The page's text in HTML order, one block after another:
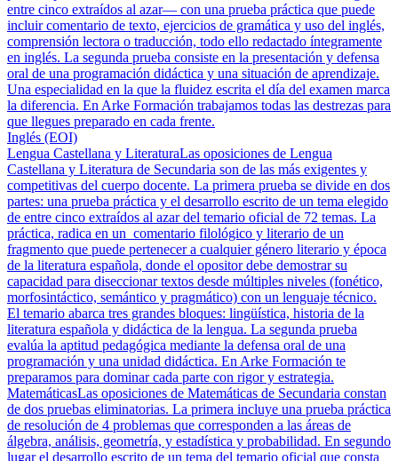
entre cinco extraídos al azar— con una prueba práctica que puede
incluir comentario de texto, ejercicios de gramática y uso del inglés,
comprensión lectora o traducción, todo ello redactado íntegramente
en inglés. La segunda prueba consiste en la presentación y defensa
oral de una programación didáctica y una situación de aprendizaje.
Una especialidad en la que la fluidez escrita el día del examen marca
la diferencia. En Arke Formación trabajamos todas las destrezas para
que llegues preparado en cada frente.
Inglés (EOI)
Lengua Castellana y LiteraturaLas oposiciones de Lengua
Castellana y Literatura de Secundaria son de las más exigentes y
competitivas del cuerpo docente. La primera prueba se divide en dos
partes: una prueba práctica y el desarrollo escrito de un tema elegido
de entre cinco extraídos al azar del temario oficial de 72 temas. La
práctica, radica en un comentario filológico y literario de un
fragmento que puede pertenecer a cualquier género literario y época
de la literatura española, donde el opositor debe demostrar su
capacidad para diseccionar textos desde múltiples niveles (fonético,
morfosintáctico, semántico y pragmático) con un lenguaje técnico.
El temario abarca tres grandes bloques: lingüística, historia de la
literatura española y didáctica de la lengua. La segunda prueba
evalúa la aptitud pedagógica mediante la defensa oral de una
programación y una unidad didáctica. En Arke Formación te
preparamos para dominar cada parte con rigor y estrategia.
MatemáticasLas oposiciones de Matemáticas de Secundaria constan
de dos pruebas eliminatorias. La primera incluye una prueba práctica
de resolución de 4 problemas que corresponden a las áreas de
álgebra, análisis, geometría, y estadística y probabilidad. En segundo
lugar el desarrollo escrito de un tema del temario oficial que consta